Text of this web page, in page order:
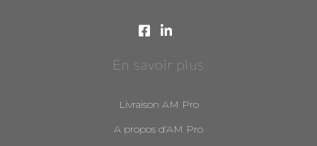
En savoir plus
Livraison AM Pro
A propos d'AM Pro